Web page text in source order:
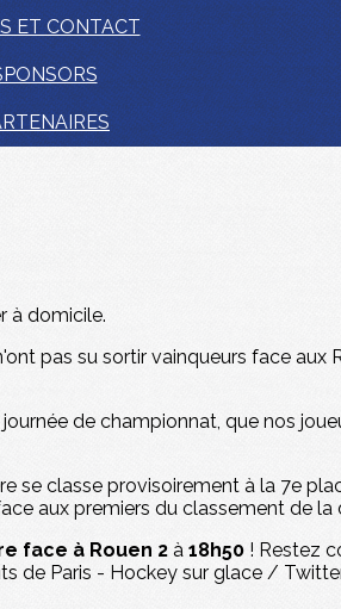
ET CONTACT
à domicile.
pas su sortir vainqueurs face aux
de championnat, que nos
se classe provisoirement à la 7e
aux premiers du classement de la
face à Rouen 2 à 18h50 ! Restez
de Paris - Hockey sur glace /